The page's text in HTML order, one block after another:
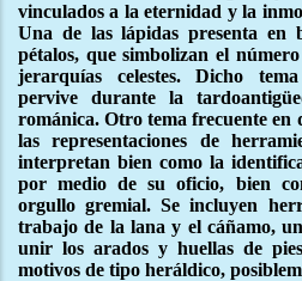
vinculados a la eternidad y la
Una de las lápidas presenta en
pétalos, que simbolizan el
jerarquías celestes. Dicho
pervive durante la
románica. Otro tema frecuente en
las representaciones de
interpretan bien como la
por medio de su oficio, bien
orgullo gremial. Se incluyen
trabajo de la lana y el cáñamo,
unir los arados y huellas de
motivos de tipo heráldico,